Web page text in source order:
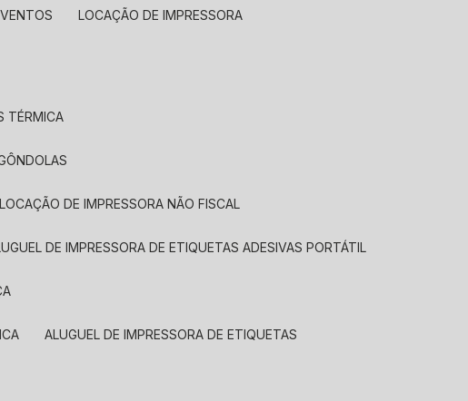
LOCAÇÃO DE IMPRESSORA
TÉRMICA
LOCAÇÃO DE IMPRESSORA NÃO FISCAL
DE IMPRESSORA DE ETIQUETAS ADESIVAS PORTÁTIL
ALUGUEL DE IMPRESSORA DE ETIQUETAS